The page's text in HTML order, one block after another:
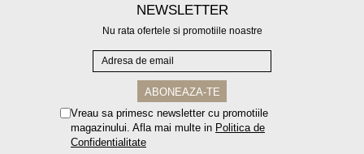
NEWSLETTER
Nu rata ofertele si promotiile noastre
Vreau sa primesc newsletter cu promotiile
magazinului. Afla mai multe in Politica de
Confidentialitate